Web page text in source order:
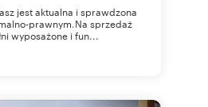
jest aktualna i sprawdzona
prawnym.Na sprzedaż
wyposażone i fun...